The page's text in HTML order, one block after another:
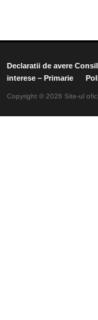
Declaratii de avere
interese – Primarie
Copyright © 2026 Site-ul